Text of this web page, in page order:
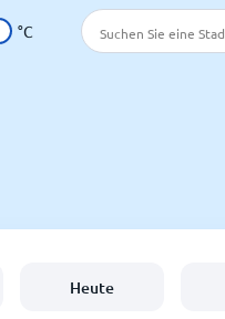
°C
Heute